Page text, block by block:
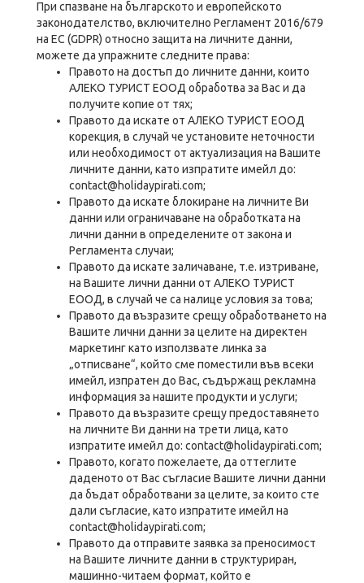
При спазване на българското и европейското
законодателство, включително Регламент 2016/679
на ЕС (GDPR) относно защита на личните данни,
можете да упражните следните права:
Правото на достъп до личните данни, които
АЛЕКО ТУРИСТ ЕООД обработва за Вас и да
получите копие от тях;
Правото да искате от АЛЕКО ТУРИСТ ЕООД
корекция, в случай че установите неточности
или необходимост от актуализация на Вашите
личните данни, като изпратите имейл до:
contact@holidaypirati.com;
Правото да искате блокиране на личните Ви
данни или ограничаване на обработката на
лични данни в определените от закона и
Регламента случаи;
Правото да искате заличаване, т.е. изтриване,
на Вашите лични данни от АЛЕКО ТУРИСТ
ЕООД, в случай че са налице условия за това;
Правото да възразите срещу обработването на
Вашите лични данни за целите на директен
маркетинг като използвате линка за
„отписване“, който сме поместили във всеки
имейл, изпратен до Вас, съдържащ рекламна
информация за нашите продукти и услуги;
Правото да възразите срещу предоставянето
на личните Ви данни на трети лица, като
изпратите имейл до: contact@holidaypirati.com;
Правото, когато пожелаете, да оттеглите
даденото от Вас съгласие Вашите лични данни
да бъдат обработвани за целите, за които сте
дали съгласие, като изпратите имейл на
contact@holidaypirati.com;
Правото да отправите заявка за преносимост
на Вашите личните данни в структуриран,
машинно-читаем формат, който е